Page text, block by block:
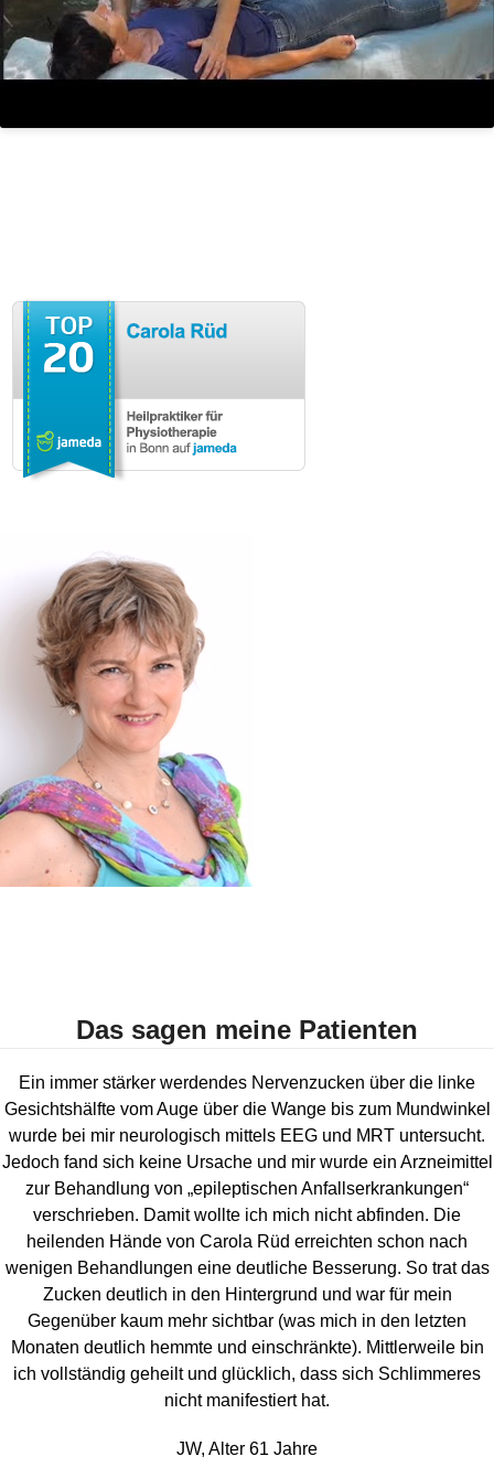
Das sagen meine Patienten
Ein immer stärker werdendes Nervenzucken über die linke
Gesichtshälfte vom Auge über die Wange bis zum Mundwinkel
wurde bei mir neurologisch mittels EEG und MRT untersucht.
Jedoch fand sich keine Ursache und mir wurde ein Arzneimittel
zur Behandlung von „epileptischen Anfallserkrankungen“
verschrieben. Damit wollte ich mich nicht abfinden. Die
heilenden Hände von Carola Rüd erreichten schon nach
wenigen Behandlungen eine deutliche Besserung. So trat das
Zucken deutlich in den Hintergrund und war für mein
Gegenüber kaum mehr sichtbar (was mich in den letzten
Monaten deutlich hemmte und einschränkte). Mittlerweile bin
ich vollständig geheilt und glücklich, dass sich Schlimmeres
nicht manifestiert hat.
JW, Alter 61 Jahre